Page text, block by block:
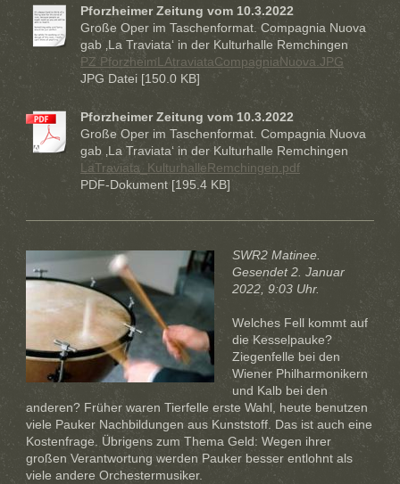
Pforzheimer Zeitung vom 10.3.2022
Große Oper im Taschenformat. Compagnia Nuova
gab ‚La Traviata‘ in der Kulturhalle Remchingen
PZ PforzheimLAtraviataCompagniaNuova.JPG
JPG Datei [150.0 KB]
Pforzheimer Zeitung vom 10.3.2022
Große Oper im Taschenformat. Compagnia Nuova
gab ‚La Traviata‘ in der Kulturhalle Remchingen
LaTraviata_KulturhalleRemchingen.pdf
PDF-Dokument [195.4 KB]
SWR2 Matinee.
Gesendet 2. Januar
2022, 9:03 Uhr.
Welches Fell kommt auf
die Kesselpauke?
Ziegenfelle bei den
Wiener Philharmonikern
und Kalb bei den
anderen? Früher waren Tierfelle erste Wahl, heute benutzen
viele Pauker Nachbildungen aus Kunststoff. Das ist auch eine
Kostenfrage. Übrigens zum Thema Geld: Wegen ihrer
großen Verantwortung werden Pauker besser entlohnt als
viele andere Orchestermusiker.